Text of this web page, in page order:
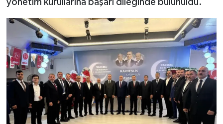
yönetim kurullarına başarı dileğinde bulunuldu.